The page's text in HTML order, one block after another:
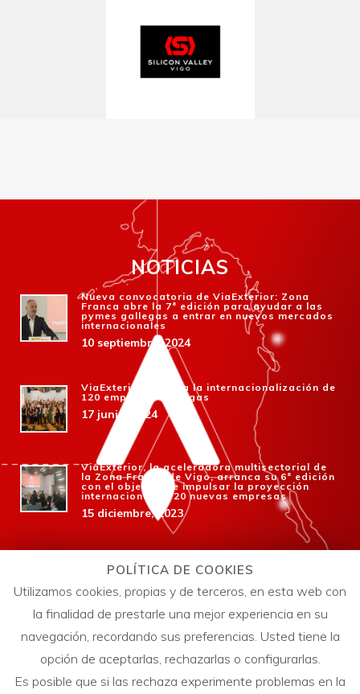
NOTICIAS
Nueva convocatoria de ViaExterior: Zona
Franca abre la 7ª edición para ayudar a las
pymes gallegas a entrar en nuevos mercados
internacionales
10 septiembre, 2024
ViaExterior impulsa la internacionalización de
120 empresas gallegas
17 junio, 2024
ViaExterior, la aceleradora multisectorial de
la Zona Franca de Vigo, arranca su 6ª edición
con el objetivo de impulsar la proyección
internacional de 20 nuevas empresas
15 diciembre, 2023
para que las empresas gallegas amplíen
negocio en el exterior
14 octubre, 2023
POLÍTICA DE COOKIES
Utilizamos cookies, propias y de terceros, en esta web con
la finalidad de prestarle una mejor experiencia en su
navegación, recordando sus preferencias. Usted tiene la
opción de aceptarlas, rechazarlas o configurarlas.
Es posible que si las rechaza experimente problemas en la